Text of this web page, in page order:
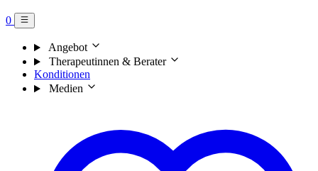
0
Angebot
Therapeutinnen & Berater
Konditionen
Medien